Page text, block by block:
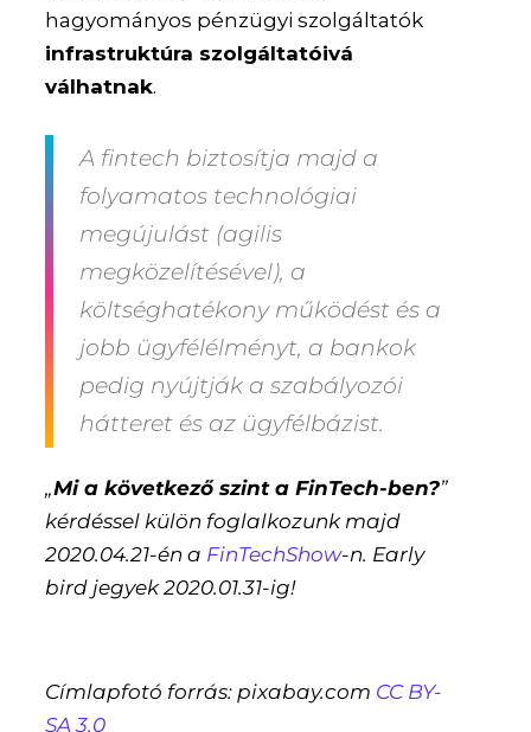
hagyományos pénzügyi szolgáltatók
infrastruktúra szolgáltatóivá
válhatnak.
A fintech biztosítja majd a
folyamatos technológiai
megújulást (agilis
megközelítésével), a
költséghatékony működést és a
jobb ügyfélélményt, a bankok
pedig nyújtják a szabályozói
hátteret és az ügyfélbázist.
„Mi a következő szint a FinTech-ben?”
kérdéssel külön foglalkozunk majd
2020.04.21-én a FinTechShow-n. Early
bird jegyek 2020.01.31-ig!
Címlapfotó forrás: pixabay.com CC BY-
SA 3.0